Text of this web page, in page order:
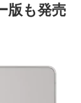
版も発売